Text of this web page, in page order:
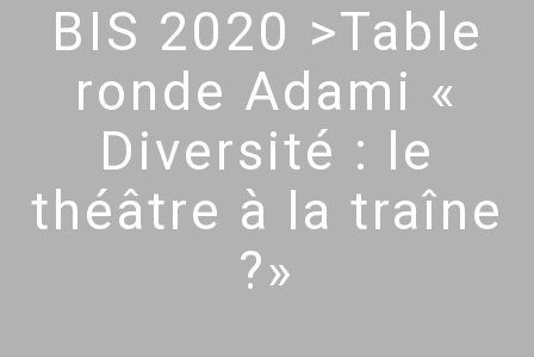
BIS 2020 >Table
ronde Adami «
Diversité : le
théâtre à la traîne
?»